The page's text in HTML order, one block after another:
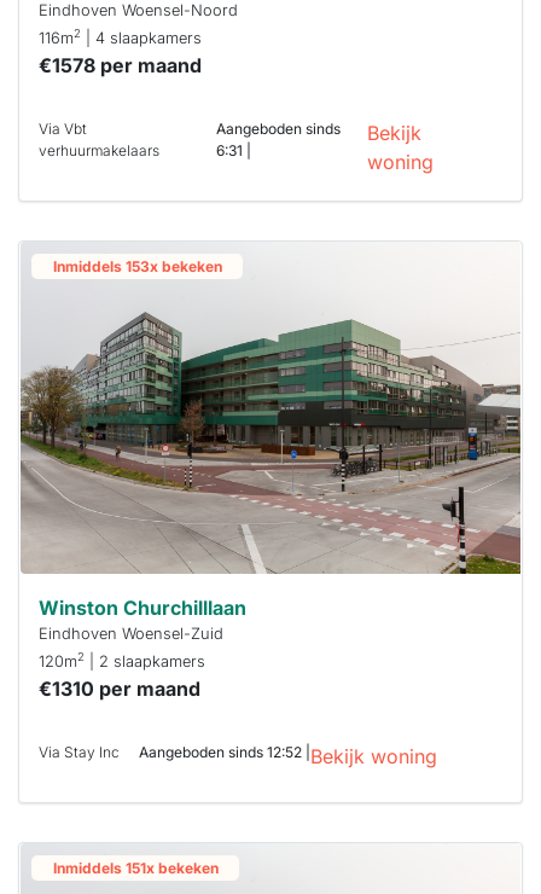
Eindhoven Woensel-Noord
116m2 | 4 slaapkamers
€1578 per maand
Via Vbt
verhuurmakelaars
Aangeboden sinds
6:31 |
Bekijk
woning
Inmiddels 153x bekeken
Winston Churchilllaan
Eindhoven Woensel-Zuid
120m2 | 2 slaapkamers
€1310 per maand
Via Stay Inc Aangeboden sinds 12:52 | Bekijk woning
Inmiddels 151x bekeken